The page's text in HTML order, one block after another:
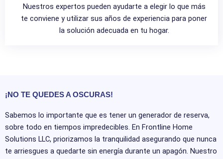
Nuestros expertos pueden ayudarte a elegir lo que más
te conviene y utilizar sus años de experiencia para poner
la solución adecuada en tu hogar.
¡NO TE QUEDES A OSCURAS!
Sabemos lo importante que es tener un generador de reserva,
sobre todo en tiempos impredecibles. En Frontline Home
Solutions LLC, priorizamos la tranquilidad asegurando que nunca
te arriesgues a quedarte sin energía durante un apagón. Nuestro